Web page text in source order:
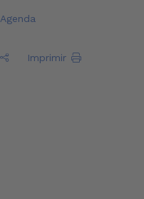
Agenda
Imprimir